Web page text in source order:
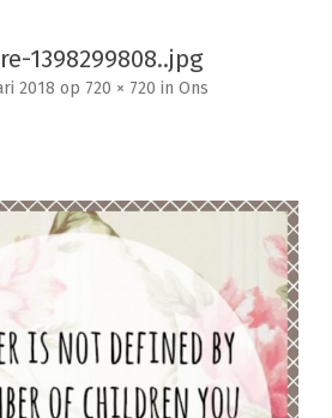
de
inhoud
1398299808..jpg
2018 op 720 × 720 in Ons